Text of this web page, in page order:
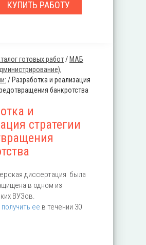
готовых работ/ MАБ
/ Разработка и реализация
банкротства
и
стратегии
диссертация была
в одном из
ВУЗов.
получить ее в течении 30
КУПИТЬ РАБОТУ